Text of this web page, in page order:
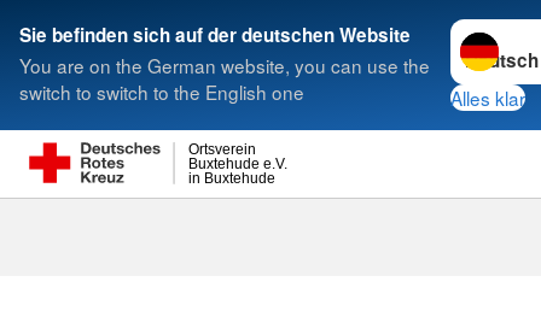
Sie befinden sich auf der deutschen Website
You are on the German website, you can use the
switch to switch to the English one
Sprache
Alles klar
in Buxtehude
Buxtehude e.V.
Ortsverein
Suche